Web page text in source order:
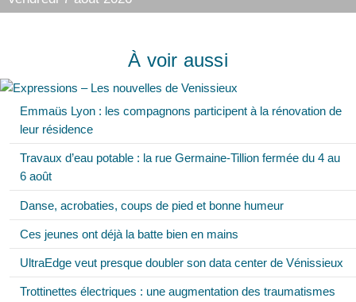
À voir aussi
Emmaüs Lyon : les compagnons participent à la rénovation de
leur résidence
Travaux d’eau potable : la rue Germaine-Tillion fermée du 4 au
6 août
Danse, acrobaties, coups de pied et bonne humeur
Ces jeunes ont déjà la batte bien en mains
UltraEdge veut presque doubler son data center de Vénissieux
Trottinettes électriques : une augmentation des traumatismes